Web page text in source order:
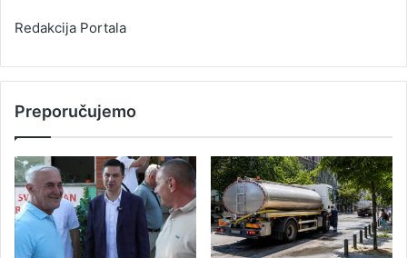
Redakcija Portala
Preporučujemo